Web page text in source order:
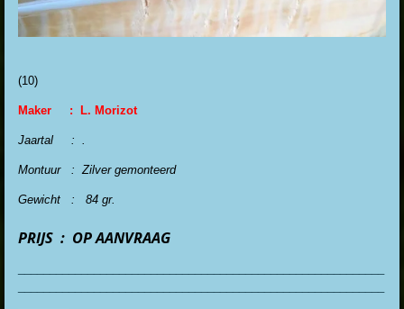
(10)
Maker : L. Morizot
Jaartal : .
Montuur : Zilver gemonteerd
Gewicht : 84 gr.
PRIJS : OP AANVRAAG